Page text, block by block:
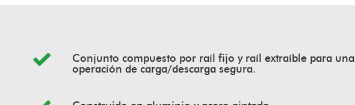
Conjunto compuesto por raíl fijo y raíl extraíble para una
operación de carga/descarga segura.